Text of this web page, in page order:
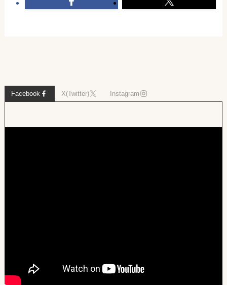
Facebook X(Twitter) Instagram